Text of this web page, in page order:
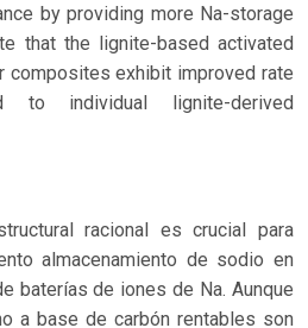
by providing more Na-storage
that the lignite-based activated
composites exhibit improved rate
to individual lignite-derived
racional es crucial para
almacenamiento de sodio en
baterías de iones de Na. Aunque
a base de carbón rentables son